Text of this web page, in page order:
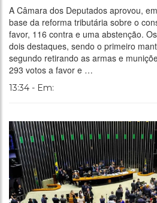
A Câmara dos Deputados aprovou,
base da reforma tributária sobre o
favor, 116 contra e uma abstenção.
dois destaques, sendo o primeiro
segundo retirando as armas e
293 votos a favor e …
13:34 - Em: